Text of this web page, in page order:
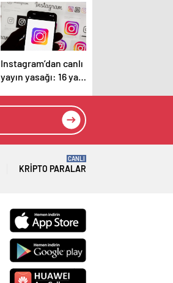
Instagram’dan canlı
yayın yasağı: 16 yaş
yeni kurallar
KRIPTO PARALAR
CANLI